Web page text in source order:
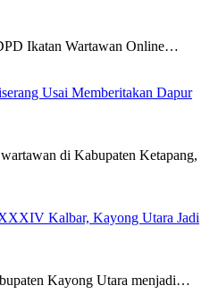
Ikatan Wartawan Online…
Usai Memberitakan Dapur
di Kabupaten Ketapang,
Kalbar, Kayong Utara Jadi
Kayong Utara menjadi…